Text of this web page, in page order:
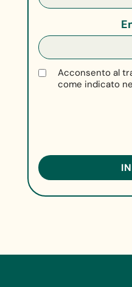
Acconsento al
come indicato